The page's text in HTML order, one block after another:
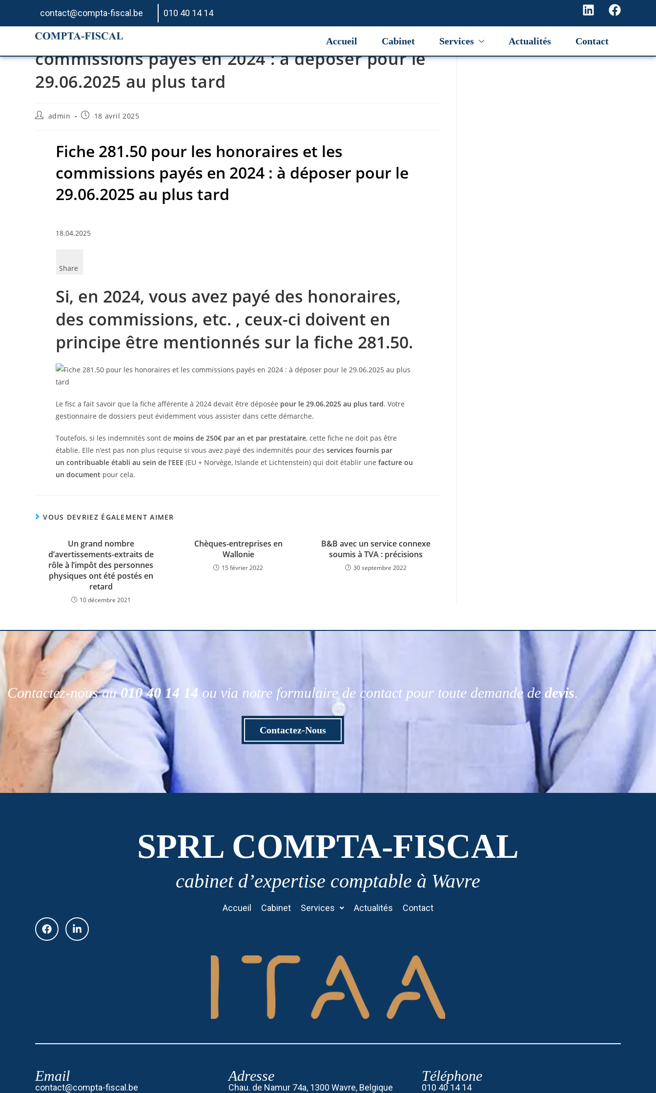
contact@compta-fiscal.be 010 40 14 14
Accueil Cabinet Services Actualités Contact
Fiche 281.50 pour les honoraires et les
commissions payés en 2024 : à déposer pour le
29.06.2025 au plus tard
admin 18 avril 2025
Fiche 281.50 pour les honoraires et les
commissions payés en 2024 : à déposer pour le
29.06.2025 au plus tard
18.04.2025
Share
Si, en 2024, vous avez payé des honoraires,
des commissions, etc. , ceux-ci doivent en
principe être mentionnés sur la fiche 281.50.
Le fisc a fait savoir que la fiche afférente à 2024 devait être déposée pour le 29.06.2025 au plus tard. Votre
gestionnaire de dossiers peut évidemment vous assister dans cette démarche.
Toutefois, si les indemnités sont de moins de 250€ par an et par prestataire, cette fiche ne doit pas être
établie. Elle n’est pas non plus requise si vous avez payé des indemnités pour des services fournis par
un contribuable établi au sein de l’EEE (EU + Norvège, Islande et Lichtenstein) qui doit établir une facture ou
un document pour cela.
VOUS DEVRIEZ ÉGALEMENT AIMER
Un grand nombre
d’avertissements-extraits de
rôle à l’impôt des personnes
physiques ont été postés en
retard
10 décembre 2021
Chèques-entreprises en
Wallonie
15 février 2022
B&B avec un service connexe
soumis à TVA : précisions
30 septembre 2022
Contactez-nous au010 40 14 14 ou via notre formulaire de contact pour toute demande de devis.
Contactez-Nous
SPRL COMPTA-FISCAL
cabinet d’expertise comptable à Wavre
Accueil Cabinet Services Actualités Contact
Email
contact@compta-fiscal.be
Adresse
Chau. de Namur 74a, 1300 Wavre, Belgique
Téléphone
010 40 14 14